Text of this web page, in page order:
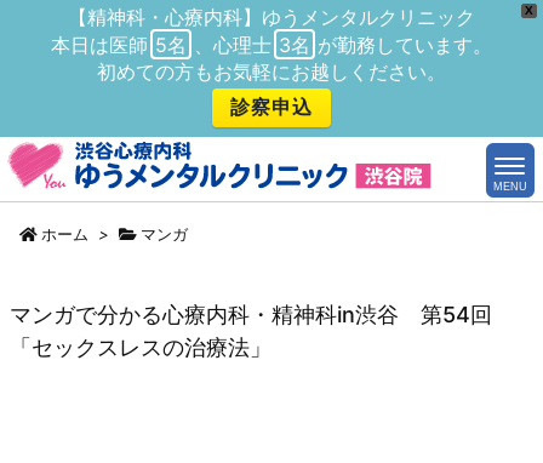
X
【精神科・心療内科】ゆうメンタルクリニック
本日は医師 5名 、心理士 3名 が勤務しています。
初めての方もお気軽にお越しください。
診察申込
MENU
ホーム > マンガ
マンガで分かる心療内科・精神科in渋谷 第54回
「セックスレスの治療法」